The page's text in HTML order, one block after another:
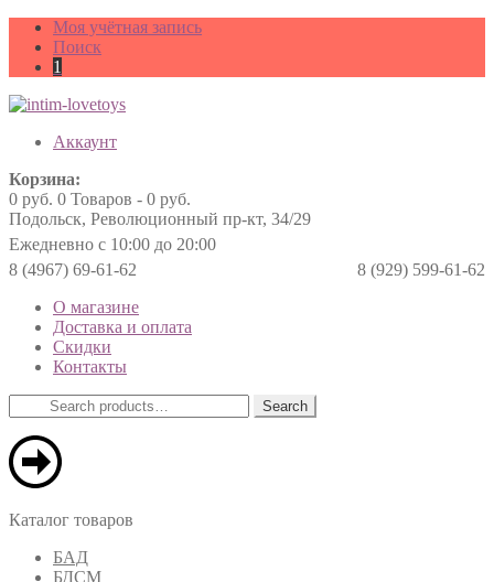
Моя учётная запись
Поиск
1
Аккаунт
Корзина:
0 руб. 0 Товаров - 0 руб.
Подольск, Революционный пр-кт, 34/29
Ежедневно с 10:00 до 20:00
8 (4967) 69-61-62
8 (929) 599-61-62
О магазине
Доставка и оплата
Скидки
Контакты
Search
for:
Search
Каталог товаров
БАД
БДСМ